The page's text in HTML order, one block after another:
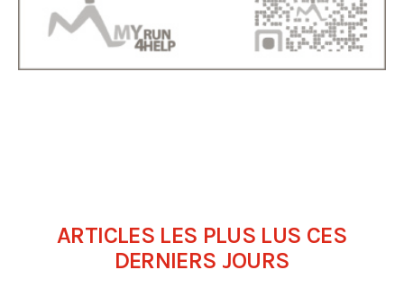
ARTICLES LES PLUS LUS CES
DERNIERS JOURS